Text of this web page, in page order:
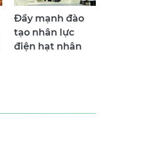
Đẩy mạnh đào
tạo nhân lực
điện hạt nhân